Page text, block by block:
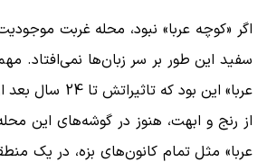
اگر «کوچه عربا» نبود، محله غربت
سفید این طور بر سر زبان‌ها نمی‌افتاد.
عربا» این بود که
از رنج و ابهت، هنوز در گوشه‌های این
عربا» مثل تمام کانون‌های بزه، در یک